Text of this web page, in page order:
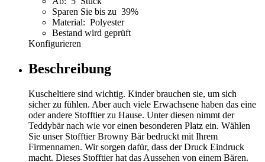
Sparen Sie bis zu 39%
Material: Polyester
Bestand wird geprüft
Konfigurieren
Beschreibung
Kuscheltiere sind wichtig. Kinder brauchen sie, um sich
sicher zu fühlen. Aber auch viele Erwachsene haben das eine
oder andere Stofftier zu Hause. Unter diesen nimmt der
Teddybär nach wie vor einen besonderen Platz ein. Wählen
Sie unser Stofftier Browny Bär bedruckt mit Ihrem
Firmennamen. Wir sorgen dafür, dass der Druck Eindruck
macht. Dieses Stofftier hat das Aussehen von einem Bären.